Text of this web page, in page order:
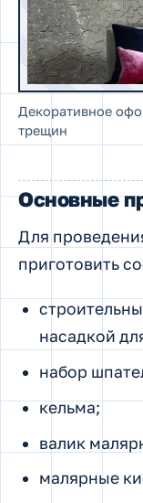
Декоративное
трещин
Основные
Для
приготовить
насадкой
набор
кельма;
валик
малярные